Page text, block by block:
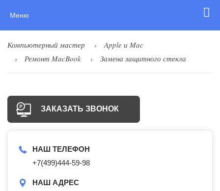
Меню
Компьютерный мастер
Apple и Mac
Ремонт MacBook
Замена защитного стекла
ЗАКАЗАТЬ ЗВОНОК
НАШ ТЕЛЕФОН
+7(499)444-59-98
НАШ АДРЕС